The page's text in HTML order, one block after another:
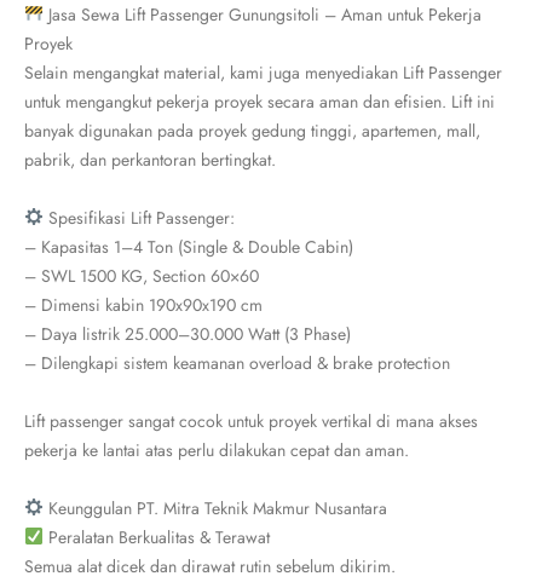
Jasa Sewa Lift Passenger Gunungsitoli – Aman untuk Pekerja
Proyek
Selain mengangkat material, kami juga menyediakan Lift Passenger
untuk mengangkut pekerja proyek secara aman dan efisien. Lift ini
banyak digunakan pada proyek gedung tinggi, apartemen, mall,
pabrik, dan perkantoran bertingkat.
Spesifikasi Lift Passenger:
– Kapasitas 1–4 Ton (Single & Double Cabin)
– SWL 1500 KG, Section 60×60
– Dimensi kabin 190x90x190 cm
– Daya listrik 25.000–30.000 Watt (3 Phase)
– Dilengkapi sistem keamanan overload & brake protection
Lift passenger sangat cocok untuk proyek vertikal di mana akses
pekerja ke lantai atas perlu dilakukan cepat dan aman.
Keunggulan PT. Mitra Teknik Makmur Nusantara
Peralatan Berkualitas & Terawat
Semua alat dicek dan dirawat rutin sebelum dikirim.